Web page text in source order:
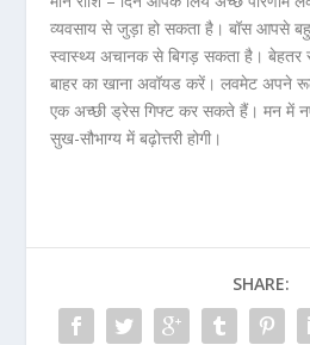
व्यवसाय से जुड़ा हो सकता है। बॉस आपसे
स्वास्थ्य अचानक से बिगड़ सकता है। बेहतर
बाहर का खाना अवॉयड करें। लवमेट अपने
एक अच्छी ड्रेस गिफ्ट कर सकते हैं। मन में
सुख-सौभाग्य में बढ़ोत्तरी होगी।
SHARE: